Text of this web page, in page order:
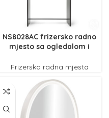
NS8028AC frizersko radno
mjesto sa ogledalom i
Frizerska radna mjesta